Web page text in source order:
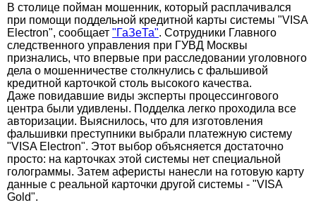
В столице пойман мошенник, который расплачивался
при помощи поддельной кредитной карты системы "VISA
Electron", сообщает "ГаЗеТа". Сотрудники Главного
следственного управления при ГУВД Москвы
признались, что впервые при расследовании уголовного
дела о мошенничестве столкнулись с фальшивой
кредитной карточкой столь высокого качества.
Даже повидавшие виды эксперты процессингового
центра были удивлены. Подделка легко проходила все
авторизации. Выяснилось, что для изготовления
фальшивки преступники выбрали платежную систему
"VISA Electron". Этот выбор объясняется достаточно
просто: на карточках этой системы нет специальной
голограммы. Затем аферисты нанесли на готовую карту
данные с реальной карточки другой системы - "VISA
Gold".